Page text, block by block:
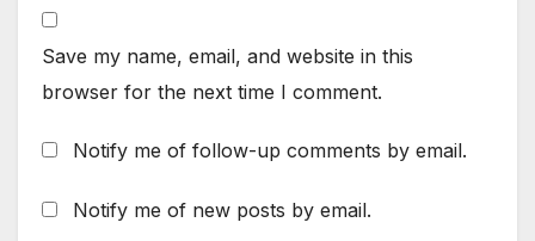
Save my name, email, and website in this
browser for the next time I comment.
Notify me of follow-up comments by email.
Notify me of new posts by email.